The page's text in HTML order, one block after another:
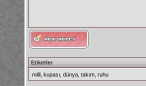
Etiketler
milli kupası dünya takım ruhu